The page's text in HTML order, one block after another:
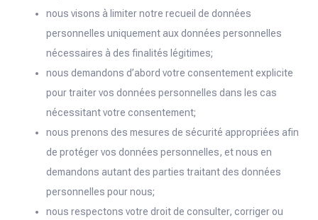
nous visons à limiter notre recueil de données
personnelles uniquement aux données personnelles
nécessaires à des finalités légitimes;
nous demandons d’abord votre consentement explicite
pour traiter vos données personnelles dans les cas
nécessitant votre consentement;
nous prenons des mesures de sécurité appropriées afin
de protéger vos données personnelles, et nous en
demandons autant des parties traitant des données
personnelles pour nous;
nous respectons votre droit de consulter, corriger ou